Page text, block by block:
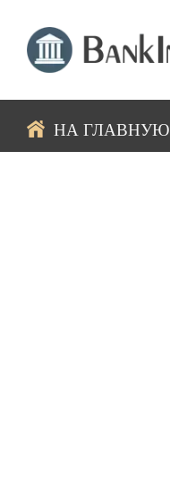
НА ГЛАВНУЮ